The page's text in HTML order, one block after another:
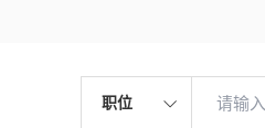
职位